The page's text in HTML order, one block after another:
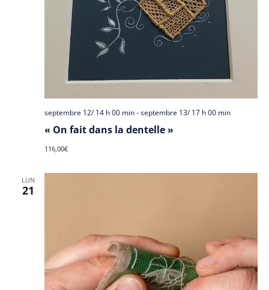
« On fait dans la dentelle »
septembre 12/ 14 h 00 min-septembre 13/ 17 h 00 min
116,00€
LUN
21